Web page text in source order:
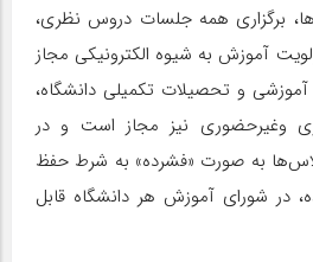
برگزاری همه جلسات دروس نظری،
آموزش به شیوه الکترونیکی مجاز
و تحصیلات تکمیلی دانشگاه،
وغیرحضوری نیز مجاز است و در
به صورت «فشرده» به شرط حفظ
در شورای آموزش هر دانشگاه قابل